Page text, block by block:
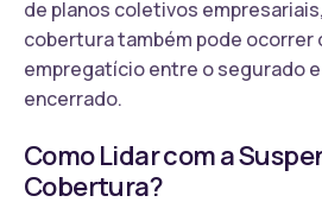
de planos coletivos
cobertura também pode ocorrer
empregatício entre o segurado e
encerrado.
Como Lidar com a
Cobertura?